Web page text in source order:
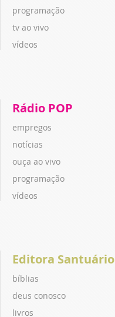
programação
tv ao vivo
vídeos
Rádio POP
empregos
notícias
ouça ao vivo
programação
vídeos
Editora Santuário
bíblias
deus conosco
livros